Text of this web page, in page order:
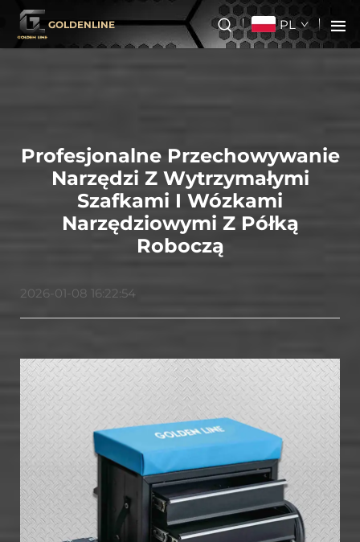
GOLDENLINE PL
Profesjonalne Przechowywanie
Narzędzi Z Wytrzymałymi
Szafkami I Wózkami
Narzędziowymi Z Półką
Roboczą
2026-01-08 16:22:54